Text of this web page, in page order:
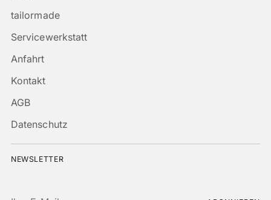
tailormade
Servicewerkstatt
Anfahrt
Kontakt
AGB
Datenschutz
NEWSLETTER